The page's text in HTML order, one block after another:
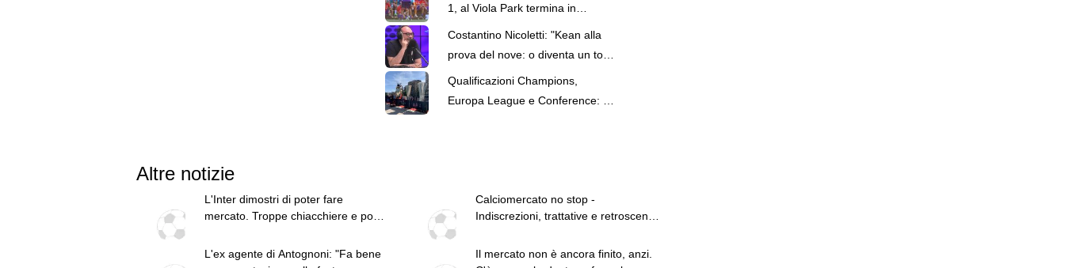
1, al Viola Park termina in
Costantino Nicoletti: "Kean alla
prova del nove: o diventa un top
o un flop"
Qualificazioni Champions,
Europa League e Conference: le
Altre notizie
L'Inter dimostri di poter fare
mercato. Troppe chiacchiere e pochi
superiore a tutte le altre a
prescindere. Juve, il portiere può
Calciomercato no stop -
Indiscrezioni, trattative e retroscena
L'ex agente di Antognoni: "Fa bene
Il mercato non è ancora finito, anzi.